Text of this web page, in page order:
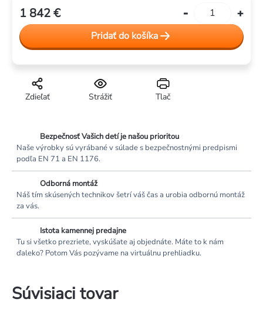
Tlač
Strážiť
Zdieľať
1 842 €
cena:Pridať do košíka
Bezpečnosť Vašich detí je našou prioritou
Naše výrobky sú vyrábané v súlade s bezpečnostnými predpismi
podľa EN 71 a EN 1176.
Odborná montáž
Náš tím skúsených technikov šetrí váš čas a urobia odbornú montáž
za vás.
Istota kamennej predajne
Tu si všetko prezriete, vyskúšate aj objednáte. Máte to k nám
ďaleko? Potom Vás pozývame na virtuálnu prehliadku.
Súvisiaci tovar